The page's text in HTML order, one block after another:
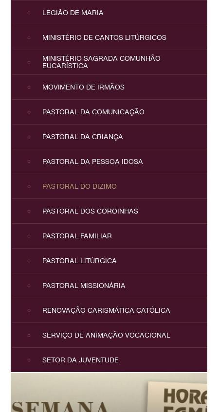
LEGIÃO DE MARIA
MINISTÉRIO DE CANTOS LITÚRGICOS
MINISTÉRIO SAGRADA COMUNHÃO
EUCARÍSTICA
MOVIMENTO DE IRMÃOS
PASTORAL DA COMUNICAÇÃO
PASTORAL DA CRIANÇA
PASTORAL DA PESSOA IDOSA
PASTORAL DO DIZIMO
PASTORAL DOS COROINHAS
PASTORAL FAMILIAR
PASTORAL LITÚRGICA
PASTORAL MISSIONÁRIA
RENOVAÇÃO CARISMÁTICA CATÓLICA
SERVIÇO DE ANIMAÇÃO VOCACIONAL
SETOR DA JUVENTUDE